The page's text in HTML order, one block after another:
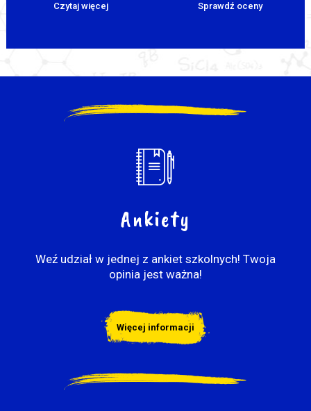
Czytaj więcej Sprawdź oceny
Ankiety
Weź udział w jednej z ankiet szkolnych! Twoja
opinia jest ważna!
Więcej informacji